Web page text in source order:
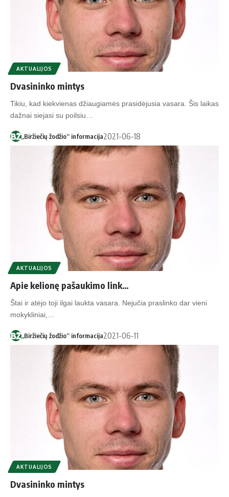
AKTUALIJOS
Dvasininko mintys
Tikiu, kad kiekvienas džiaugiamės prasidėjusia vasara. Šis laikas
dažnai siejasi su poilsiu…
„Biržiečių žodžio“ informacija2021-06-18
AKTUALIJOS
Apie kelionę pašaukimo link…
Štai ir atėjo toji ilgai laukta vasara. Nejučia praslinko dar vieni
mokykliniai,…
„Biržiečių žodžio“ informacija2021-06-11
AKTUALIJOS
Dvasininko mintys